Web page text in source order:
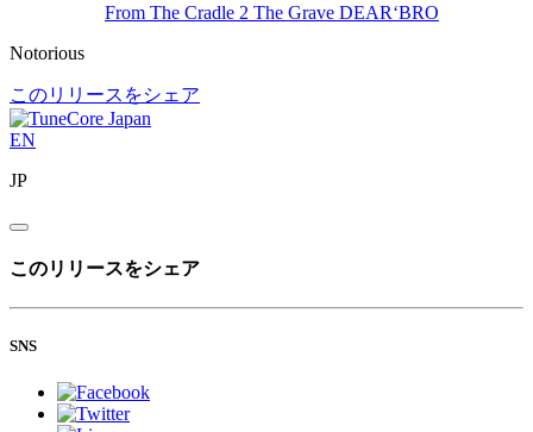
From The Cradle 2 The Grave DEAR‘BRO
Notorious
このリリースをシェア
EN
JP
このリリースをシェア
SNS